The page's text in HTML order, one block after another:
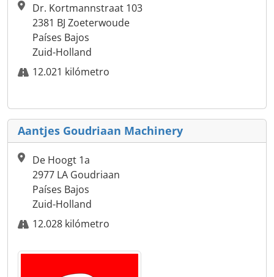
Dr. Kortmannstraat 103
2381 BJ Zoeterwoude
Países Bajos
Zuid-Holland
12.021 kilómetro
Aantjes Goudriaan Machinery
De Hoogt 1a
2977 LA Goudriaan
Países Bajos
Zuid-Holland
12.028 kilómetro